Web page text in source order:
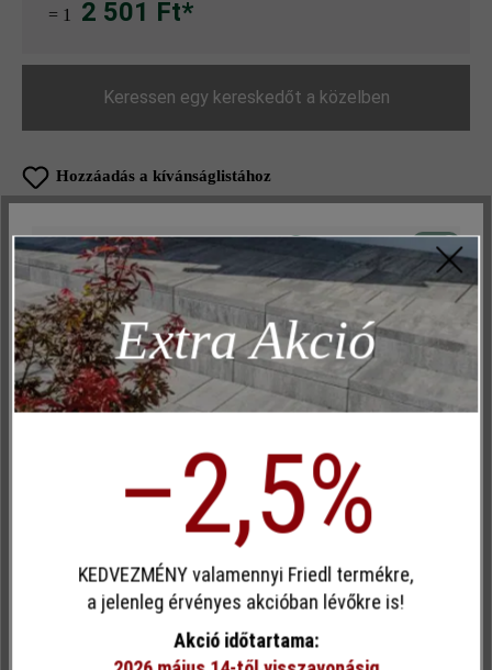
= 1 2 501 Ft*
Keressen egy kereskedőt a közelben
Hozzáadás a kívánságlistához
Cikkszám:20535
Termékleírás
Műszakilag és működéshez szükséges Aktív
Marketing Inaktív
Elemzés Inaktív
Kényelem (weboldal működése) Inaktív
Kényelem (Google Térkép) Inaktív
Egyéni cookie elfogadása
Ez a webhely cookie-kat használ, hogy a lehető legjobb
funkcionalitást kínálja Önnek...További információ
Extra Akció
–2,5%
KEDVEZMÉNY valamennyi Friedl termékre,
a jelenleg érvényes akcióban lévőkre is!
Akció időtartama: